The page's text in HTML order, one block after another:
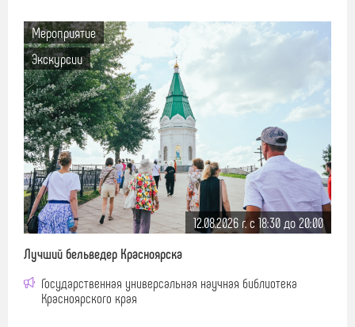
Мероприятие
Экскурсии
12.08.2026 г. c 18:30 до 20:00
Лучший бельведер Красноярска
Государственная универсальная научная библиотека
Красноярского края